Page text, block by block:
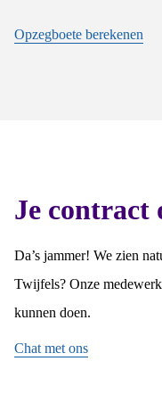
Opzegboete berekenen
Je contract
Da’s jammer! We zien
Twijfels? Onze
kunnen doen.
Chat met ons